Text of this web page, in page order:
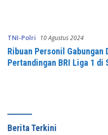
TNI-Polri 10 Agustus 2024
Ribuan Personil Gabungan
Pertandingan BRI Liga 1 di
Berita Terkini